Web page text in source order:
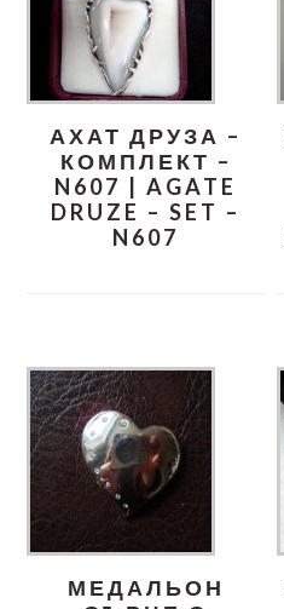
АХАТ ДРУЗА –
КОМПЛЕКТ –
N607 | AGATE
DRUZE – SET –
N607
МЕДАЛЬОН